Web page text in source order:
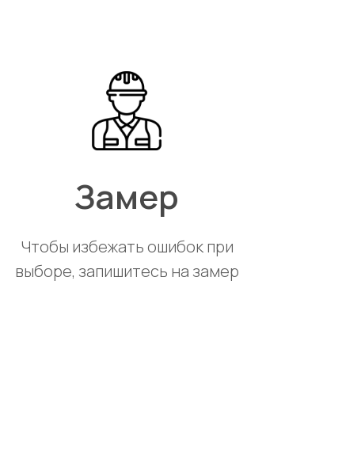
Замер
Чтобы избежать ошибок при
выборе, запишитесь на замер